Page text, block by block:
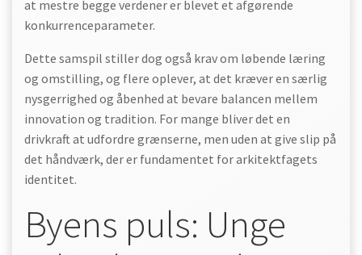
at mestre begge verdener er blevet et afgørende
konkurrenceparameter.
Dette samspil stiller dog også krav om løbende læring
og omstilling, og flere oplever, at det kræver en særlig
nysgerrighed og åbenhed at bevare balancen mellem
innovation og tradition. For mange bliver det en
drivkraft at udfordre grænserne, men uden at give slip på
det håndværk, der er fundamentet for arkitektfagets
identitet.
Byens puls: Unge